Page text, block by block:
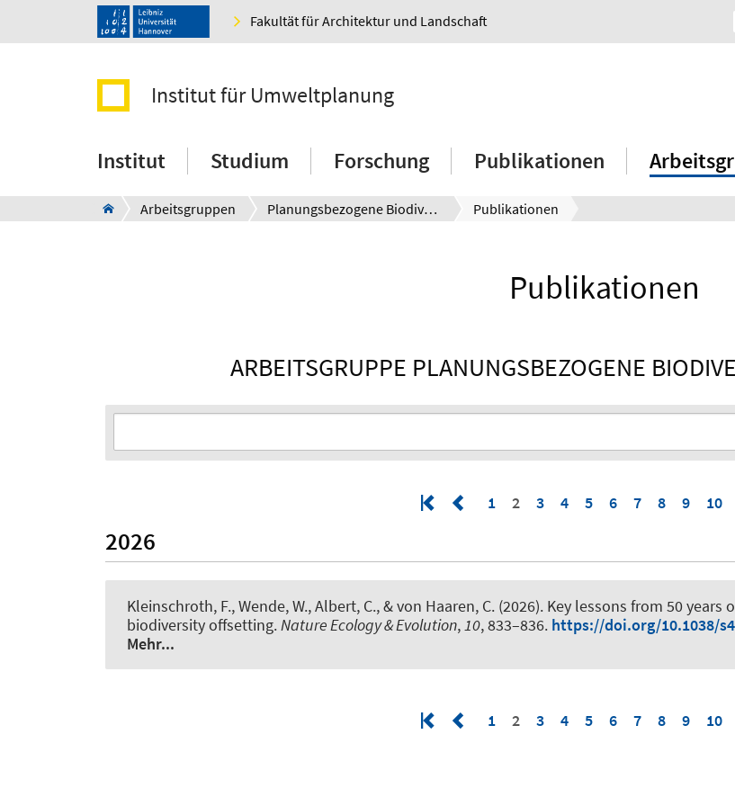
Fakultät für Architektur und Landschaft
Institut für Umweltplanung
Institut Studium Forschung Publikationen
Arbeitsgruppen Planungsbezogene Biodiversitätsentwicklung (Vegetation) Publikationen
Publikationen
ARBEITSGRUPPE PLANUNGSBEZOGENE
1 2 3 4 5 6 7 8 9 10
2026
Kleinschroth, F., Wende, W., Albert, C., & von Haaren, C. (2026). Key lessons from 50 years
biodiversity offsetting. Nature Ecology & Evolution, 10, 833–836. https://doi.org/10.1038/
Mehr...
1 2 3 4 5 6 7 8 9 10